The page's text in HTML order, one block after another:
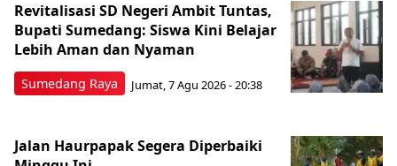
Sumedang Raya
Revitalisasi SD Negeri Ambit Tuntas,
Bupati Sumedang: Siswa Kini Belajar
Lebih Aman dan Nyaman
Jumat, 7 Agu 2026 - 20:38
Jalan Haurpapak Segera Diperbaiki